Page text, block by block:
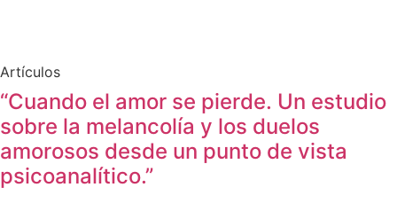
Artículos
“Cuando el amor se pierde. Un estudio
sobre la melancolía y los duelos
amorosos desde un punto de vista
psicoanalítico.”